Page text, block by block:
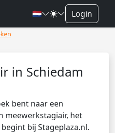
🇳🇱 Login
in Schiedam
bent naar een
meewerkstagiair, het
bij Stageplaza.nl.